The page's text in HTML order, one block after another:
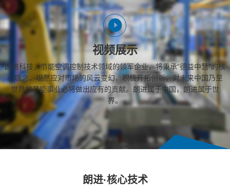
视频展示
朗进科技，节能空调控制技术领域的领军企业，将秉承“德益中慧”的核
心理念，坦然应对市场的风云变幻，积极开拓创新，对未来中国乃至
世界的节能事业必将做出应有的贡献。朗进属于中国，朗进属于世
界。
朗进·核心技术